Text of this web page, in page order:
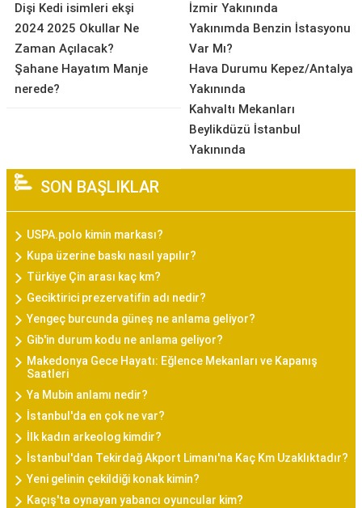
Dişi Kedi isimleri ekşi
2024 2025 Okullar Ne
Zaman Açılacak?
Şahane Hayatım Manje
nerede?
İzmir Yakınında
Yakınımda Benzin İstasyonu
Var Mı?
Hava Durumu Kepez/Antalya
Yakınında
Kahvaltı Mekanları
Beylikdüzü İstanbul
Yakınında
SON BAŞLIKLAR
USPA.polo kimin markası?
Kupa üzerine baskı nasıl yapılır?
Türkiye Çin arası kaç km?
Geciktirici prezervatifin adı nedir?
Yengeç burcunda güneş ne anlama geliyor?
Gib'in durum kodu ne anlama geliyor?
Makedonya Gece Hayatı: Eğlence Mekanları ve Kapanış
Saatleri
Ya Mubin anlamı nedir?
İstanbul'da en çok ne var?
İlk kadın arkeolog kimdir?
İstanbul'dan Tekirdağ Akport Limanı'na Kaç Km Uzaklıktadır?
Yeni gelinin çekildiği konak kimin?
Kaçış'ta oynayan yabancı oyuncular kim?